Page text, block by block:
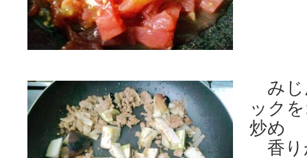
みじ
ック
炒め
香り